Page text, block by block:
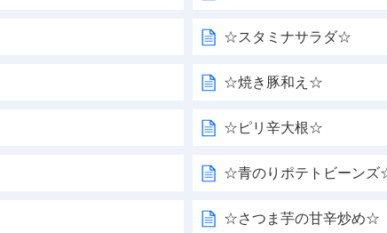
☆スタミナサラダ☆
☆焼き豚和え☆
☆ピリ辛大根☆
☆青のりポテトビーン
☆さつま芋の甘辛炒め☆